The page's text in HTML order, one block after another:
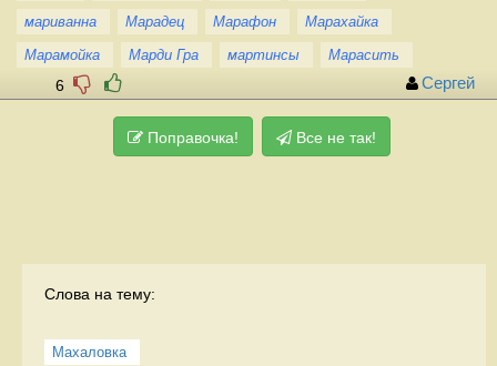
мариванна
Марадец Марафон
Марахайка
Марамойка
Марди Гра мартинсы Марасить
6 Сергей
Поправочка! Все не так!
Слова на тему:
Махаловка